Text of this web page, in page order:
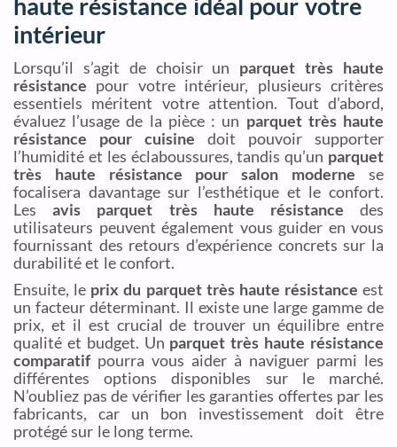
haute résistance idéal pour votre
intérieur
Lorsqu’il s’agit de choisir un parquet très haute
résistance pour votre intérieur, plusieurs critères
essentiels méritent votre attention. Tout d’abord,
évaluez l’usage de la pièce : un parquet très haute
résistance pour cuisine doit pouvoir supporter
l’humidité et les éclaboussures, tandis qu’un parquet
très haute résistance pour salon moderne se
focalisera davantage sur l’esthétique et le confort.
Lesavis parquet très haute résistance des
utilisateurs peuvent également vous guider en vous
fournissant des retours d’expérience concrets sur la
durabilité et le confort.
Ensuite, le prix du parquet très haute résistance est
un facteur déterminant. Il existe une large gamme de
prix, et il est crucial de trouver un équilibre entre
qualité et budget. Un parquet très haute résistance
comparatifpourra vous aider à naviguer parmi les
différentes options disponibles sur le marché.
N’oubliez pas de vérifier les garanties offertes par les
fabricants, car un bon investissement doit être
protégé sur le long terme.